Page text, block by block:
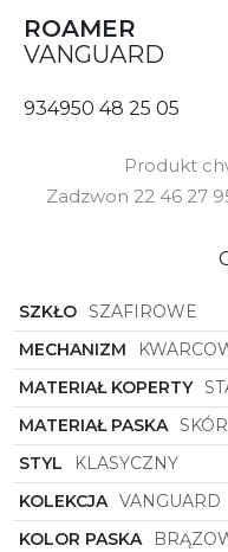
ROAMER
VANGUARD
934950 48 25 05
Produkt
Zadzwon 22 46 27
SZKŁO SZAFIROWE
MECHANIZM
MATERIAŁ KOPERTY
MATERIAŁ PASKA
STYL
KLASYCZNY
KOLEKCJA VANGUARD
KOLOR PASKA